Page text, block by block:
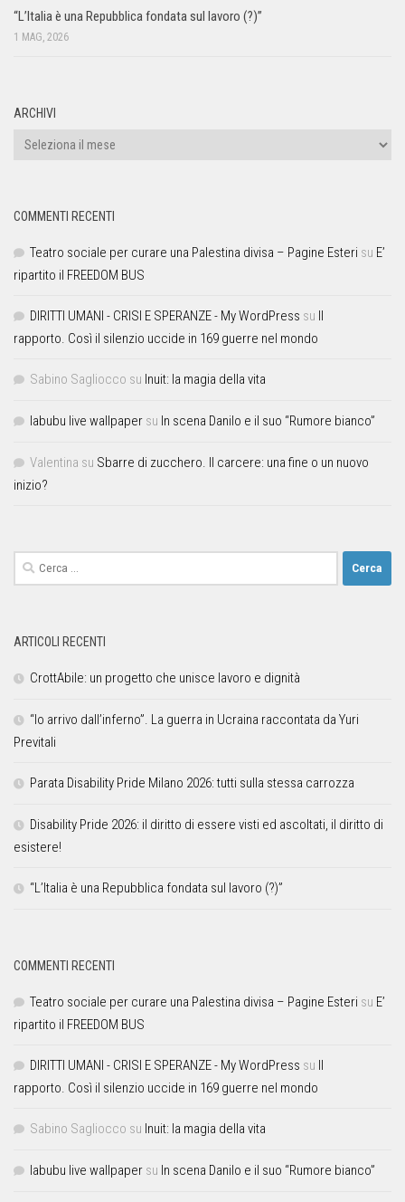
“L’Italia è una Repubblica fondata sul lavoro (?)”
1 MAG, 2026
ARCHIVI
COMMENTI RECENTI
Teatro sociale per curare una Palestina divisa – Pagine Esteri su E’
ripartito il FREEDOM BUS
DIRITTI UMANI - CRISI E SPERANZE - My WordPress su Il
rapporto. Così il silenzio uccide in 169 guerre nel mondo
Sabino Sagliocco su Inuit: la magia della vita
labubu live wallpaper su In scena Danilo e il suo “Rumore bianco”
Valentina su Sbarre di zucchero. Il carcere: una fine o un nuovo
inizio?
ARTICOLI RECENTI
CrottAbile: un progetto che unisce lavoro e dignità
“Io arrivo dall’inferno”. La guerra in Ucraina raccontata da Yuri
Previtali
Parata Disability Pride Milano 2026: tutti sulla stessa carrozza
Disability Pride 2026: il diritto di essere visti ed ascoltati, il diritto di
esistere!
“L’Italia è una Repubblica fondata sul lavoro (?)”
COMMENTI RECENTI
Teatro sociale per curare una Palestina divisa – Pagine Esteri su E’
ripartito il FREEDOM BUS
DIRITTI UMANI - CRISI E SPERANZE - My WordPress su Il
rapporto. Così il silenzio uccide in 169 guerre nel mondo
Sabino Sagliocco su Inuit: la magia della vita
labubu live wallpaper su In scena Danilo e il suo “Rumore bianco”